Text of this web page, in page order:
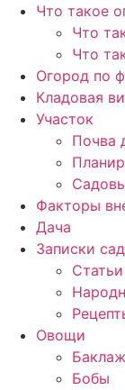
Перейти
содержимому
Что такое
Что
Что
Огород по
Кладовая
Участок
Почва
Факторы
Дача
Записки
Овощи
Бобы